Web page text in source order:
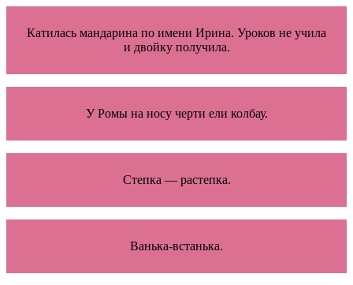
Катилась мандарина по имени Ирина. Уроков не учила
и двойку получила.
У Ромы на носу черти ели колбау.
Степка — растепка.
Ванька-встанька.